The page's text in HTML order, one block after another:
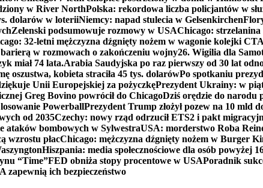
w River NorthPolska: rekordowa liczba policjantów w
dolarów w loteriiNiemcy: napad stulecia w Gelsenkirchen
Zełenski podsumowuje rozmowy w USAChicago:
32-letni mężczyzna dźgnięty nożem w wagonie kolejki CTA
w rozmowach o zakończeniu wojny26. Wigilia dla
miał 74 lata.Arabia Saudyjska po raz pierwszy od 30 lat
oszustwa, kobieta straciła 45 tys. dolarówPo spotkaniu
Unii Europejskiej za pożyczkęPrezydent Ukrainy: w
Greg Bovino powrócił do ChicagoDziś orędzie do narodu
PowerballPrezydent Trump złożył pozew na 10 mld
od 2035Czechy: nowy rząd odrzucił ETS2 i pakt
ataków bombowych w SylwestraUSA: morderstwo Roba
wzrostu płacChicago: mężczyzna dźgnięty nożem w Burger
Hiszpania: media społecznościowe dla osób powyżej
“Time”FED obniża stopy procentowe w USAPoradnik
zapewnią ich bezpieczeństwo